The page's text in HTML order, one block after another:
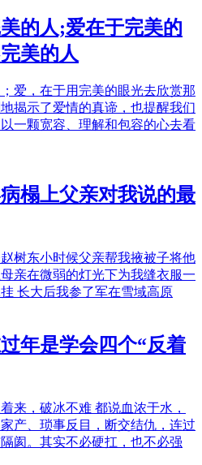
的人;爱在于完美的
美的人
爱，在于用完美的眼光去欣赏那
揭示了爱情的真谛，也提醒我们
一颗宽容、理解和包容的心去看
榻上父亲对我说的最
树东小时候父亲帮我掖被子将他
亲在微弱的灯光下为我缝衣服一
长大后我参了军在雪域高原
年是学会四个“反着
来，破冰不难 都说血浓于水，
产、琐事反目，断交结仇，连过
阂。其实不必硬扛，也不必强